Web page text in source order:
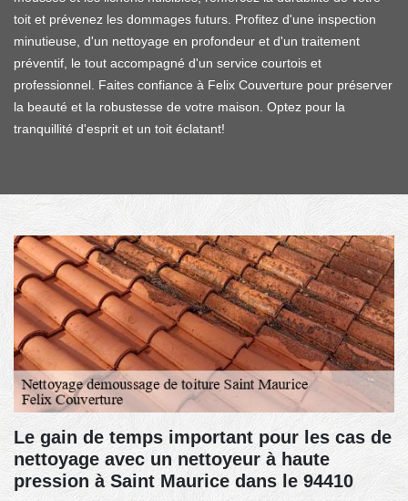
toit et prévenez les dommages futurs. Profitez d'une inspection
minutieuse, d'un nettoyage en profondeur et d'un traitement
préventif, le tout accompagné d'un service courtois et
professionnel. Faites confiance à Felix Couverture pour préserver
la beauté et la robustesse de votre maison. Optez pour la
tranquillité d'esprit et un toit éclatant!
Le gain de temps important pour les cas de
nettoyage avec un nettoyeur à haute
pression à Saint Maurice dans le 94410